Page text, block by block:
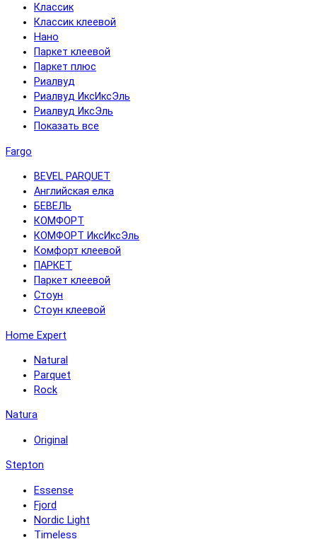
Классик
Классик клеевой
Нано
Паркет клеевой
Паркет плюс
Риалвуд
Риалвуд ИксИксЭль
Риалвуд ИксЭль
Показать все
Fargo
BEVEL PARQUET
Английская елка
БЕВЕЛЬ
КОМФОРТ
КОМФОРТ ИксИксЭль
Комфорт клеевой
ПАРКЕТ
Паркет клеевой
Стоун
Стоун клеевой
Home Expert
Natural
Parquet
Rock
Natura
Original
Stepton
Essense
Fjord
Nordic Light
Timeless